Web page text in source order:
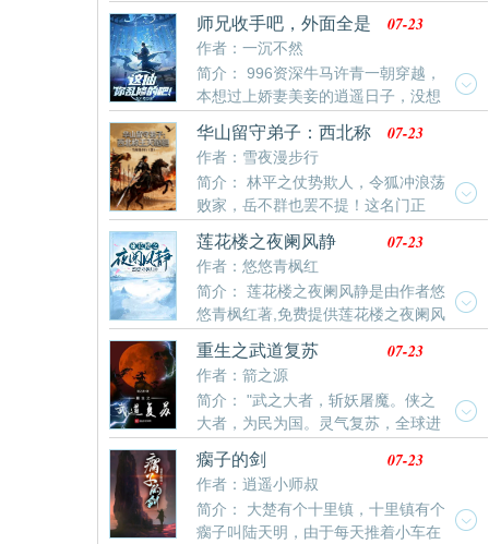
个孩子啊！”…传闻，世上有一混沌仙狱，横震诸天，关
押上古九大仙尊。有镇压一代绝世枪圣，一枪可斩日
月，灭星辰。有万古长河第一丹师，摩柯丹帝。有无上
阵法大帝，玉指一点，绝阵成，葬诸天。……一代妖孽
石开，身怀至尊仙脉，同辈无敌，却惨遭玄天宗宗主污
蔑，剥离血脉，挖去丹田
师兄收手吧，外面全是
师尊！
作者：一沉不然
07-23
简介： 996资深牛马许青一朝穿越，
本想过上娇妻美妾的逍遥日子，没想
到被宗主虞红裳带入修仙界顶尖宗门成为亲传弟子,谁知
道许青进宗门不仅得照顾师妹，还外带一条狗，无奈之
下许青只能当起了文抄公。直到有一天。许青剑指一个
绝美的女子，发誓绝不进小黑屋当禁脔。“放肆，我是你
师尊！”“就算师尊也什么？”
华山留守弟子：西北称
王灭鞑靼
作者：雪夜漫步行
07-23
简介： 林平之仗势欺人，令狐冲浪荡
败家，岳不群也罢不提！这名门正
派，这江湖，终归太小！华山之巅得前人遗刻，玉箫、
弹指尽归我手！既然华山不容我，那我便远走西北，另
起炉灶！开荒田，练新军，收流民，灭马贼！拳打蒙古
鞑靼，脚踢西域番僧！多年后，当我麾下的铁骑踏破贺
兰山缺，旌旗遮天蔽日。——这是一个关于背叛、崛起
与绝对力量的故事。江湖？那只是我征途的起点。
莲花楼之夜阑风静
作者：悠悠青枫红
07-23
简介： 莲花楼之夜阑风静是由作者悠
悠青枫红著,免费提供莲花楼之夜阑风
静最新清爽干净的文字章节在线阅读。
重生之武道复苏
作者：箭之源
07-23
简介： "武之大者，斩妖屠魔。侠之
大者，为民为国。灵气复苏，全球进
化。武道重生，普天同庆。
瘸子的剑
作者：逍遥小师叔
07-23
简介： 大楚有个十里镇，十里镇有个
瘸子叫陆天明，由于每天推着小车在